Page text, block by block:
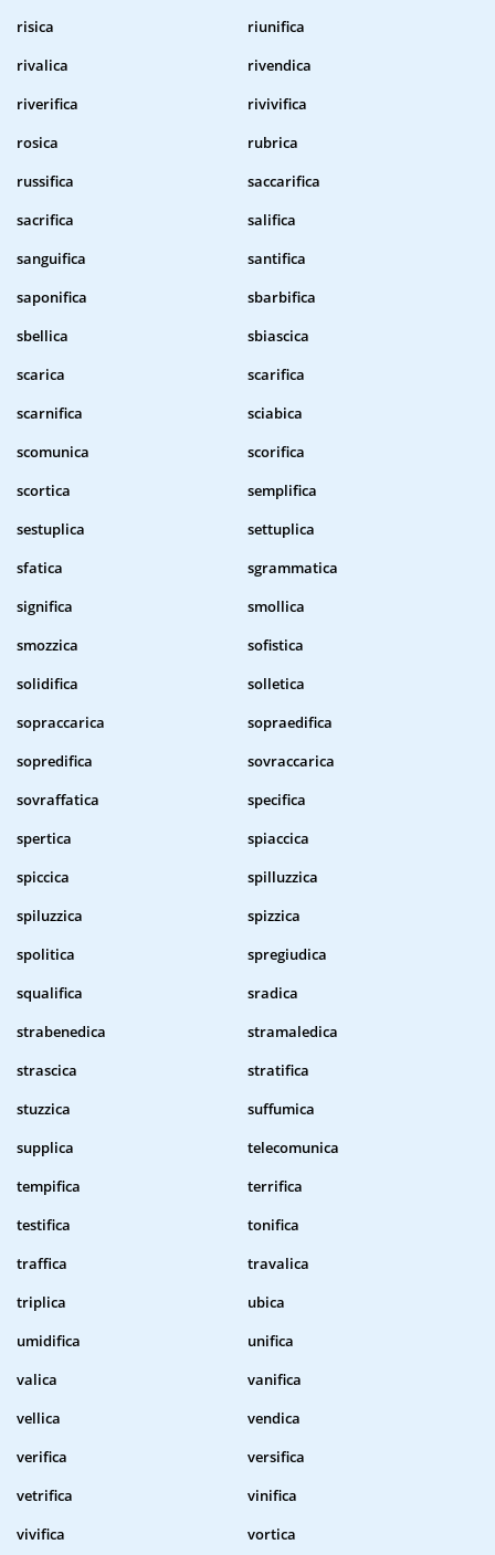
risica
riunifica
rivalica
rivendica
riverifica
rivivifica
rosica
rubrica
russifica
saccarifica
sacrifica
salifica
sanguifica
santifica
saponifica
sbarbifica
sbellica
sbiascica
scarica
scarifica
scarnifica
sciabica
scomunica
scorifica
scortica
semplifica
sestuplica
settuplica
sfatica
sgrammatica
significa
smollica
smozzica
sofistica
solidifica
solletica
sopraccarica
sopraedifica
sopredifica
sovraccarica
sovraffatica
specifica
spertica
spiaccica
spiccica
spilluzzica
spiluzzica
spizzica
spolitica
spregiudica
squalifica
sradica
strabenedica
stramaledica
strascica
stratifica
stuzzica
suffumica
supplica
telecomunica
tempifica
terrifica
testifica
tonifica
traffica
travalica
triplica
ubica
umidifica
unifica
valica
vanifica
vellica
vendica
verifica
versifica
vetrifica
vinifica
vivifica
vortica